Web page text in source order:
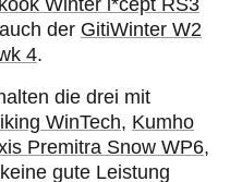
Winter i*cept RS3
der GitiWinter W2
4.
die drei mit
WinTech, Kumho
Premitra Snow WP6,
gute Leistung